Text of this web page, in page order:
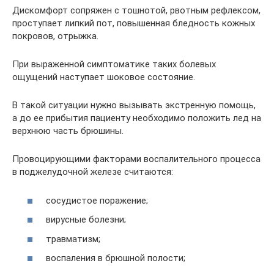
Дискомфорт сопряжен с тошнотой, рвотным рефлексом,
проступает липкий пот, повышенная бледность кожных
покровов, отрыжка.
При выраженной симптоматике таких болевых
ощущений наступает шоковое состояние.
В такой ситуации нужно вызывать экстренную помощь,
а до ее прибытия пациенту необходимо положить лед на
верхнюю часть брюшины.
Провоцирующими факторами воспалительного процесса
в поджелудочной железе считаются:
сосудистое поражение;
вирусные болезни;
травматизм;
воспаления в брюшной полости;